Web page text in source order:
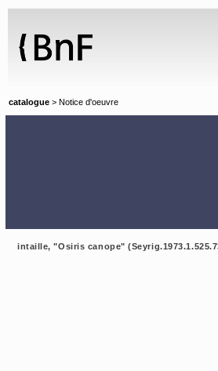
catalogue > Notice d'oeuvre
intaille, "Osiris canope"